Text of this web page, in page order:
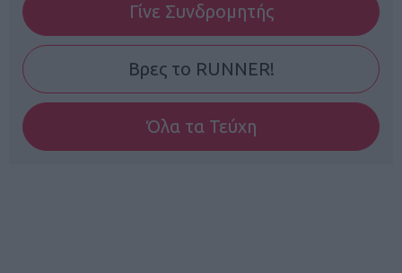
Γίνε Συνδρομητής
Βρες το RUNNER!
Όλα τα Τεύχη